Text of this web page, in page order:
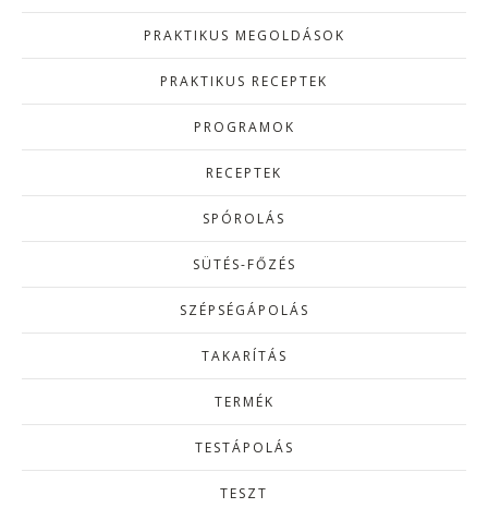
PRAKTIKUS MEGOLDÁSOK
PRAKTIKUS RECEPTEK
PROGRAMOK
RECEPTEK
SPÓROLÁS
SÜTÉS-FŐZÉS
SZÉPSÉGÁPOLÁS
TAKARÍTÁS
TERMÉK
TESTÁPOLÁS
TESZT